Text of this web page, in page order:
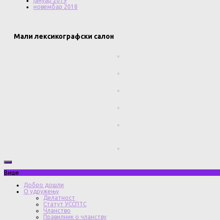
новембар 2018
Мали лексикографски салон
Више
Добро дошли
О удружењу
Делатност
Статут УССПТС
Чланство
Правилник о чланству